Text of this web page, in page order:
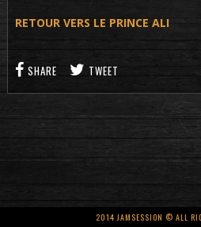
RETOUR VERS LE PRINCE ALI
SHARE TWEET
2014 JAMSESSION © ALL